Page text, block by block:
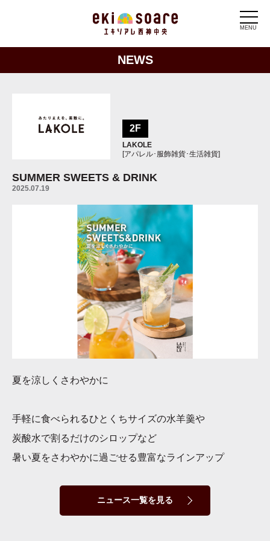
MENU
NEWS
SUMMER SWEETS & DRINK
2025.07.19
夏を涼しくさわやかに
手軽に食べられるひとくちサイズの水羊羹や
炭酸水で割るだけのシロップなど
暑い夏をさわやかに過ごせる豊富なラインアップ
ニュース一覧を見る
2F
LAKOLE
[アパレル･服飾雑貨･生活雑貨]